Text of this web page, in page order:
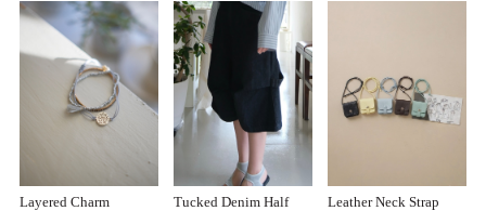
Layered Charm
Tucked Denim Half
Leather Neck Strap